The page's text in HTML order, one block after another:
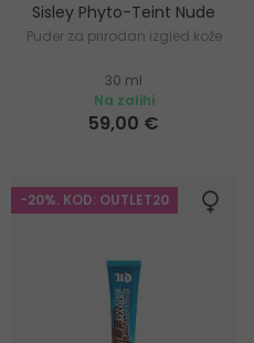
Sisley Phyto-Teint Nude
Puder za prirodan izgled kože
30 ml
Na zalihi
59,00 €
-20%. KOD: OUTLET20